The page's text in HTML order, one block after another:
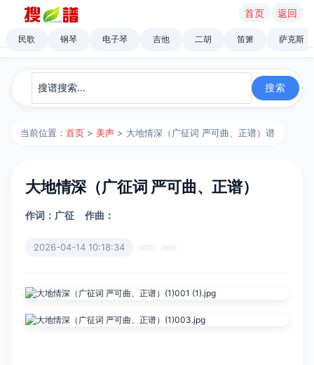
首页 返回
民歌 钢琴 电子琴 吉他 二胡 笛箫 萨克斯
当前位置：首页 >美声 > 大地情深（广征词 严可曲、正谱）谱
大地情深（广征词 严可曲、正谱）
作词：广征 作曲：
2026-04-14 10:18:34